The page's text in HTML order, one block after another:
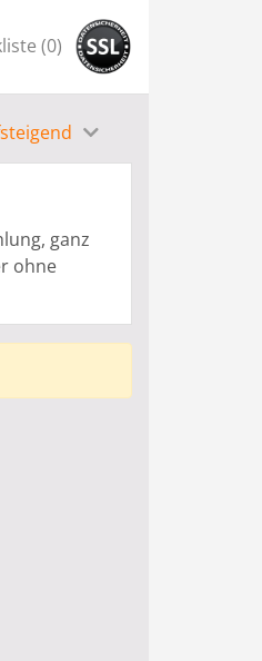
(0)
ganz
ohne
oder
Der